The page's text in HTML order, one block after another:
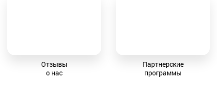
Отзывы
о нас
Партнерские
программы